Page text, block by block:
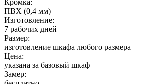
ПВХ (0,4 мм)
Изготовление:
7 рабочих дней
Размер:
изготовление шкафа любого размера
Цена:
указана за базовый шкаф
Замер: